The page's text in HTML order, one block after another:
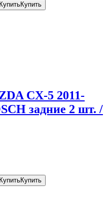
Купить
CX-5 2011-
задние 2 шт. /
Купить